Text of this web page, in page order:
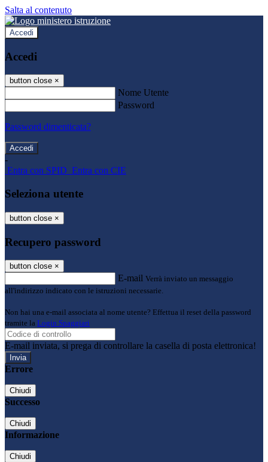
Salta al contenuto
Accedi
Accedi
button close ×
Nome Utente
Password
Password dimenticata?
-
Entra con SPID Entra con CIE
Seleziona utente
button close ×
Recupero password
button close ×
E-mail Verrà inviato un messaggio
all'indirizzo indicato con le istruzioni necessarie.
Non hai una e-mail associata al nome utente? Effettua il reset della password
tramite la Login Spaggiari
E-mail inviata, si prega di controllare la casella di posta elettronica!
Errore
Chiudi
Successo
Chiudi
Informazione
Chiudi